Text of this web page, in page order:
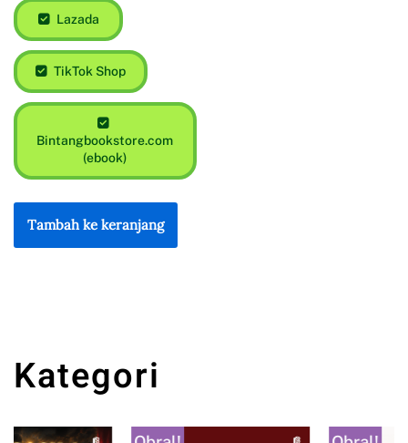
Lazada
TikTok Shop
Bintangbookstore.com
(ebook)
Tambah ke keranjang
Kategori